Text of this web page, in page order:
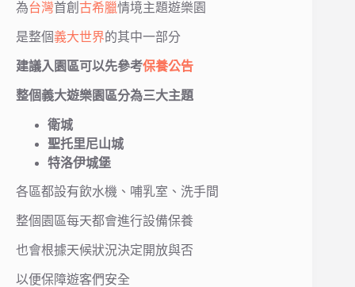
為台灣首創 古希臘情境主題遊樂園
是整個 義大世界的其中一部分
建議入園區可以先參考保養公告
整個義大遊樂園區分為三大主題
衛城
聖托里尼山城
特洛伊城堡
各區都設有飲水機、哺乳室、洗手間
整個園區每天都會進行設備保養
也會根據天候狀況決定開放與否
以便保障遊客們安全